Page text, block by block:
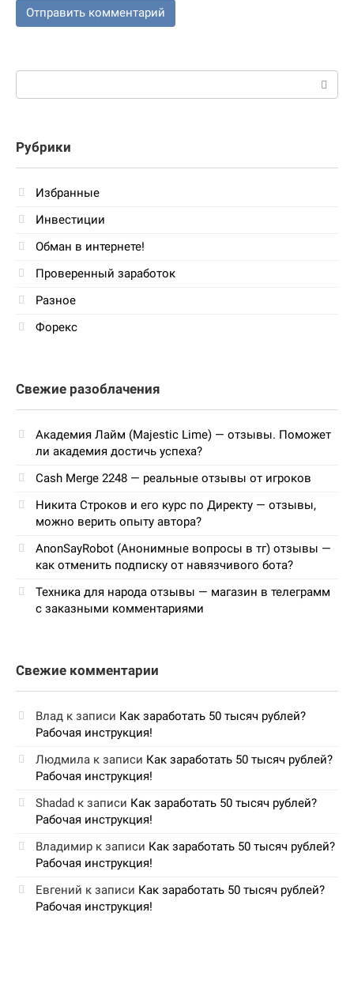
Поиск:
Рубрики
Избранные
Инвестиции
Обман в интернете!
Проверенный заработок
Разное
Форекс
Свежие разоблачения
Академия Лайм (Majestic Lime) — отзывы. Поможет
ли академия достичь успеха?
Cash Merge 2248 — реальные отзывы от игроков
Никита Строков и его курс по Директу — отзывы,
можно верить опыту автора?
AnonSayRobot (Анонимные вопросы в тг) отзывы —
как отменить подписку от навязчивого бота?
Техника для народа отзывы — магазин в телеграмм
с заказными комментариями
Свежие комментарии
Влад к записи Как заработать 50 тысяч рублей?
Рабочая инструкция!
Людмила к записи Как заработать 50 тысяч рублей?
Рабочая инструкция!
Shadad к записи Как заработать 50 тысяч рублей?
Рабочая инструкция!
Владимир к записи Как заработать 50 тысяч рублей?
Рабочая инструкция!
Евгений к записи Как заработать 50 тысяч рублей?
Рабочая инструкция!